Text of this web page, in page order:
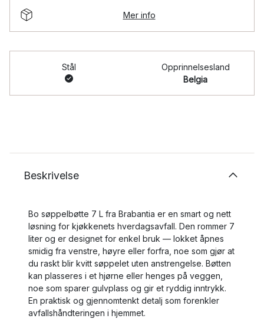
Mer info
Stål
Opprinnelsesland
Belgia
Beskrivelse
Bo søppelbøtte 7 L fra Brabantia er en smart og nett
løsning for kjøkkenets hverdagsavfall. Den rommer 7
liter og er designet for enkel bruk — lokket åpnes
smidig fra venstre, høyre eller forfra, noe som gjør at
du raskt blir kvitt søppelet uten anstrengelse. Bøtten
kan plasseres i et hjørne eller henges på veggen,
noe som sparer gulvplass og gir et ryddig inntrykk.
En praktisk og gjennomtenkt detalj som forenkler
avfallshåndteringen i hjemmet.